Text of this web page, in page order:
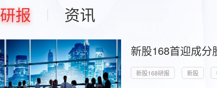
研报 资讯
新股168首迎成
新股168研报 新股